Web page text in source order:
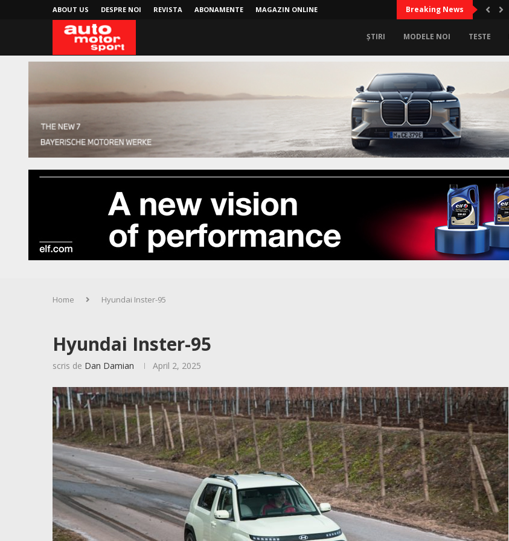
ABOUT US DESPRE NOI REVISTA ABONAMENTE MAGAZIN ONLINE Breaking News
ȘTIRI MODELE NOI TESTE
Home Hyundai Inster-95
Hyundai Inster-95
scris de Dan Damian April 2, 2025